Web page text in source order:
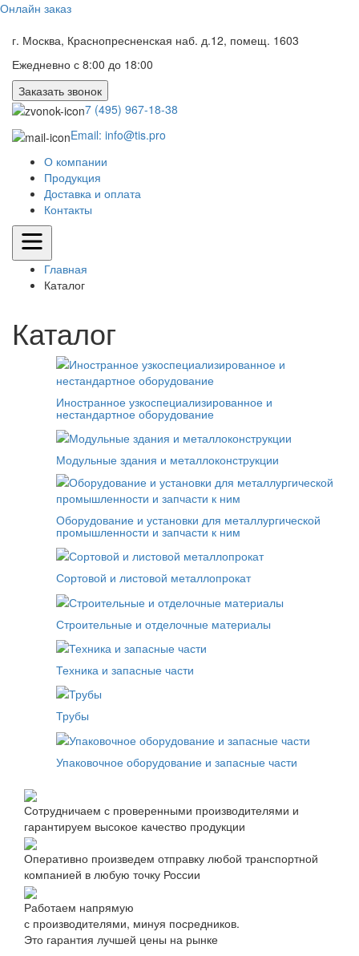
Онлайн заказ
г. Москва, Краснопресненская наб. д.12, помещ. 1603
Ежедневно с 8:00 до 18:00
Заказать звонок
7 (495) 967-18-38
Email: info@tis.pro
О компании
Продукция
Доставка и оплата
Контакты
Главная
Каталог
Каталог
Иностранное узкоспециализированное и
нестандартное оборудование
Модульные здания и металлоконструкции
Оборудование и установки для металлургической
промышленности и запчасти к ним
Сортовой и листовой металлопрокат
Строительные и отделочные материалы
Техника и запасные части
Трубы
Упаковочное оборудование и запасные части
Сотрудничаем с проверенными производителями и
гарантируем высокое качество продукции
Оперативно произведем отправку любой транспортной
компанией в любую точку России
Работаем напрямую
с производителями, минуя посредников.
Это гарантия лучшей цены на рынке